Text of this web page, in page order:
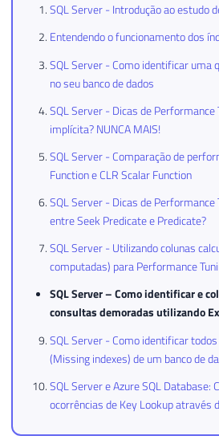
SQL Server - Introdução ao estudo
Entendendo o funcionamento dos
SQL Server - Como identificar uma
no seu banco de dados
SQL Server - Dicas de Performance
implícita? NUNCA MAIS!
SQL Server - Comparação de
Function e CLR Scalar Function
SQL Server - Dicas de Performance
entre Seek Predicate e Predicate?
SQL Server - Utilizando colunas
computadas) para Performance
SQL Server – Como identificar e
consultas demoradas utilizando
SQL Server - Como identificar
(Missing indexes) de um banco de
SQL Server e Azure SQL Database:
ocorrências de Key Lookup através